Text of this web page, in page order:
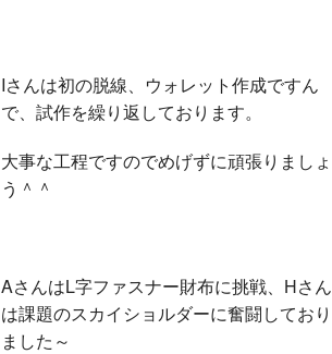
Iさんは初の脱線、ウォレット作成ですん
で、試作を繰り返しております。
大事な工程ですのでめげずに頑張りましょ
う＾＾
AさんはL字ファスナー財布に挑戦、Hさん
は課題のスカイショルダーに奮闘しており
ました～